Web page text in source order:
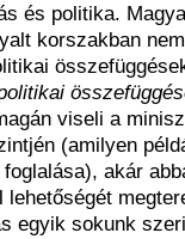
és politika.
korszakban
viseli a
(amilyen
akár
egyik sokunk